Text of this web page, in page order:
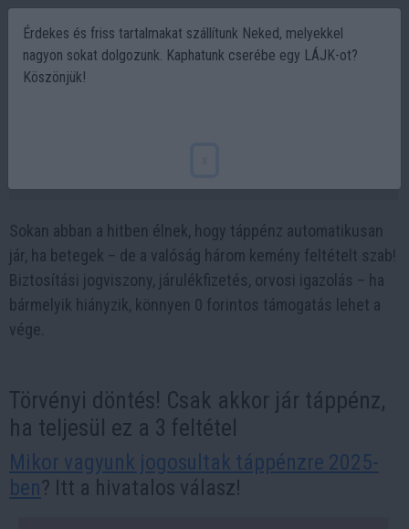
Sokan abban a hitben élnek, hogy táppénz automatikusan
jár, ha betegek – de a valóság három kemény feltételt szab!
Biztosítási jogviszony, járulékfizetés, orvosi igazolás – ha
bármelyik hiányzik, könnyen 0 forintos támogatás lehet a
vége.
Törvényi döntés! Csak akkor jár táppénz,
ha teljesül ez a 3 feltétel
Mikor vagyunk jogosultak táppénzre 2025-
ben? Itt a hivatalos válasz!
Érdekes és friss tartalmakat szállítunk Neked, melyekkel
nagyon sokat dolgozunk. Kaphatunk cserébe egy LÁJK-ot?
Köszönjük!